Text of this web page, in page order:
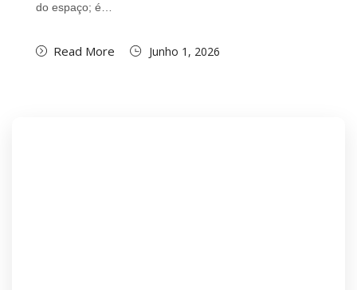
do espaço; é…
Read More Junho 1, 2026